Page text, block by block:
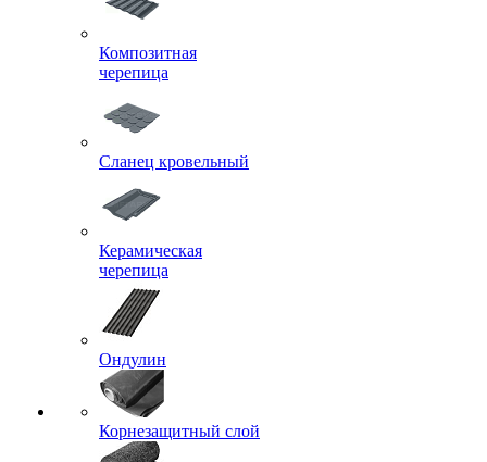
Композитная
черепица
Сланец кровельный
Керамическая
черепица
Ондулин
Корнезащитный слой